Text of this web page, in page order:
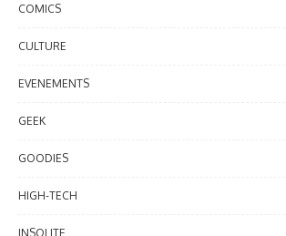
COMICS
CULTURE
EVENEMENTS
GEEK
GOODIES
HIGH-TECH
INSOLITE